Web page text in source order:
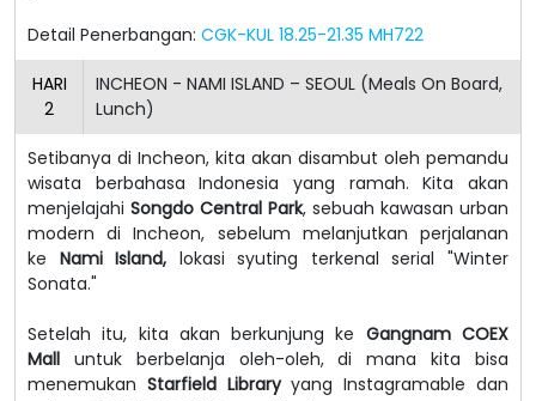
Detail Penerbangan: CGK-KUL 18.25-21.35 MH722
HARI
2
INCHEON - NAMI ISLAND – SEOUL (Meals On Board,
Lunch)
Setibanya di Incheon, kita akan disambut oleh pemandu
wisata berbahasa Indonesia yang ramah.Kita akan
menjelajahi Songdo Central Park, sebuah kawasan urban
modern di Incheon, sebelum melanjutkan perjalanan
ke Nami Island, lokasi syuting terkenal serial "Winter
Sonata."
Setelah itu, kita akan berkunjung ke Gangnam COEX
Mall untuk berbelanja oleh-oleh, di mana kita bisa
menemukan Starfield Libraryyang Instagramable dan